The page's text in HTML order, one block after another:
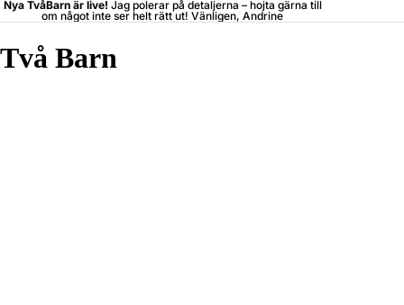
Nya TvåBarn är live! Jag polerar på detaljerna – hojta gärna till
om något inte ser helt rätt ut! Vänligen, Andrine
Två Barn